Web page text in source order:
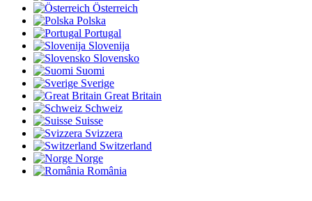
Österreich
Polska
Portugal
Slovenija
Slovensko
Suomi
Sverige
Great Britain
Schweiz
Suisse
Svizzera
Switzerland
Norge
România